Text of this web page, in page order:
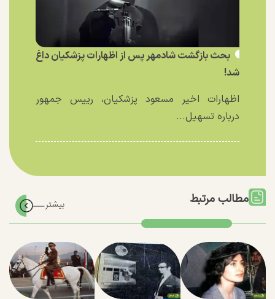
بحث بازگشت شادمهر پس از اظهارات پزشکیان داغ
شد!
اظهارات اخیر مسعود پزشکیان، رییس جمهور
درباره تسهیل...
مطالب مرتبط